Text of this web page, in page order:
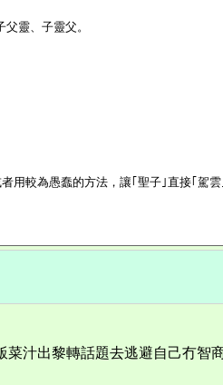
靈、子靈父。
較為愚蠢的方法，讓｢聖子｣直接｢駕
汁出黎轉話題去逃避自己冇智